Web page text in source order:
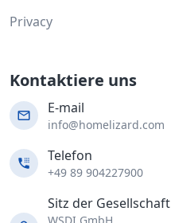
Privacy
Kontaktiere uns
E-mail
info@homelizard.com
Telefon
+49 89 904227900
Sitz der Gesellschaft